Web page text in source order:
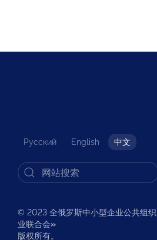
Русский English 中文
© 2023 全俄罗斯中小型企业公共组织
业联合会»
版权所有。